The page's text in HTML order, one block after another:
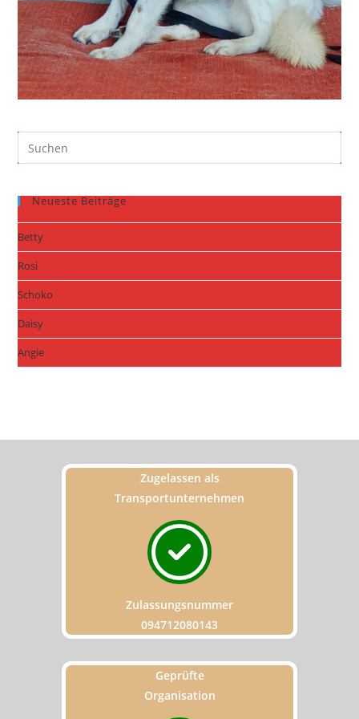
Neueste Beiträge
Betty
Rosi
Schoko
Daisy
Angie
Zugelassen als
Transportunternehmen
Zulassungsnummer
094712080143
Geprüfte
Organisation